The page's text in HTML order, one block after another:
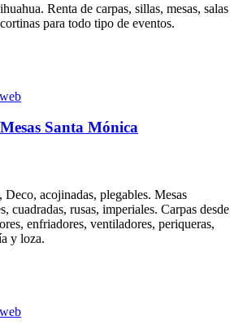
Renta de carpas, sillas, mesas, salas
para todo tipo de eventos.
Santa Mónica
acojinadas, plegables. Mesas
cuadradas, rusas, imperiales. Carpas desde
enfriadores, ventiladores, periqueras,
y loza.